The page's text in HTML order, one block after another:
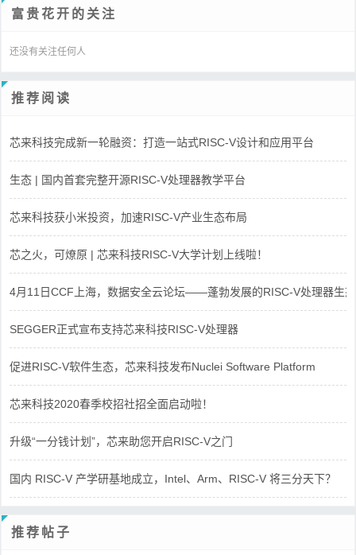
富贵花开的关注
还没有关注任何人
推荐阅读
芯来科技完成新一轮融资：打造一站式RISC-V设计和应用平台
生态 | 国内首套完整开源RISC-V处理器教学平台
芯来科技获小米投资，加速RISC-V产业生态布局
芯之火，可燎原 | 芯来科技RISC-V大学计划上线啦！
4月11日CCF上海，数据安全云论坛——蓬勃发展的RISC-V处理器生态
SEGGER正式宣布支持芯来科技RISC-V处理器
促进RISC-V软件生态，芯来科技发布Nuclei Software Platform
芯来科技2020春季校招社招全面启动啦！
升级“一分钱计划”，芯来助您开启RISC-V之门
国内 RISC-V 产学研基地成立，Intel、Arm、RISC-V 将三分天下？
推荐帖子